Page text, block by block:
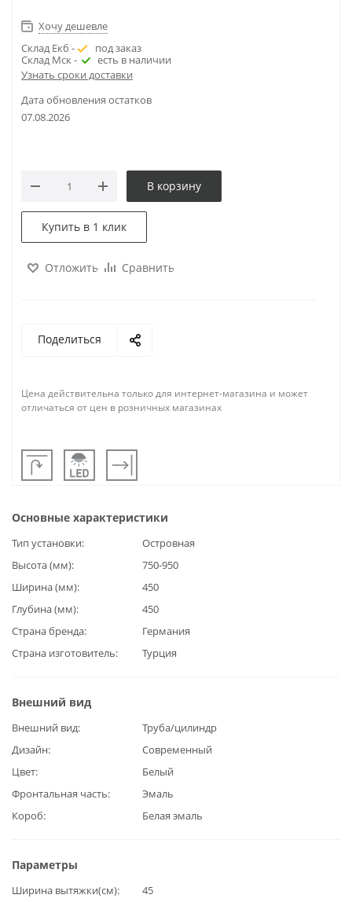
Хочу дешевле
Склад Екб -
под заказ
Склад Мск -
есть в наличии
Узнать сроки доставки
Дата обновления остатков
07.08.2026
В корзину
Купить в 1 клик
Отложить Сравнить
Поделиться
Цена действительна только для интернет-магазина и может
отличаться от цен в розничных магазинах
Основные характеристики
Тип установки
Островная
Высота (мм)
750-950
Ширина (мм)
450
Глубина (мм)
450
Страна бренда
Германия
Страна изготовитель
Турция
Внешний вид
Внешний вид
Труба/цилиндр
Дизайн
Современный
Цвет
Белый
Фронтальная часть
Эмаль
Короб
Белая эмаль
Параметры
Ширина вытяжки(см) 45